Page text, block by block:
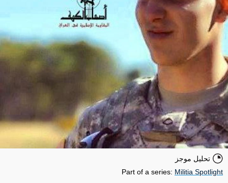
تحليل موجز
Part of a series: Militia Spotlight